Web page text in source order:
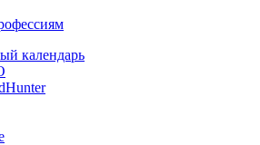
календарь